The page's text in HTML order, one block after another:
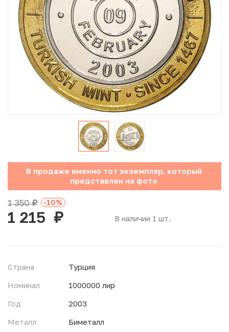
Юбилейные монеты Банка России (с 1999 года)
Памятные и инвестиционные монеты СССР и России
Иностранные монеты
Неофициальные выпуски монет (Unusual)
Античные и средневековые монеты
В продаже именно тот экземпляр, который
представлен на фото
В наличии 1 шт.
1 350руб. -10%
1 215 руб.
Страна
Турция
Номинал
1000000 лир
Год
2003
Металл
Биметалл